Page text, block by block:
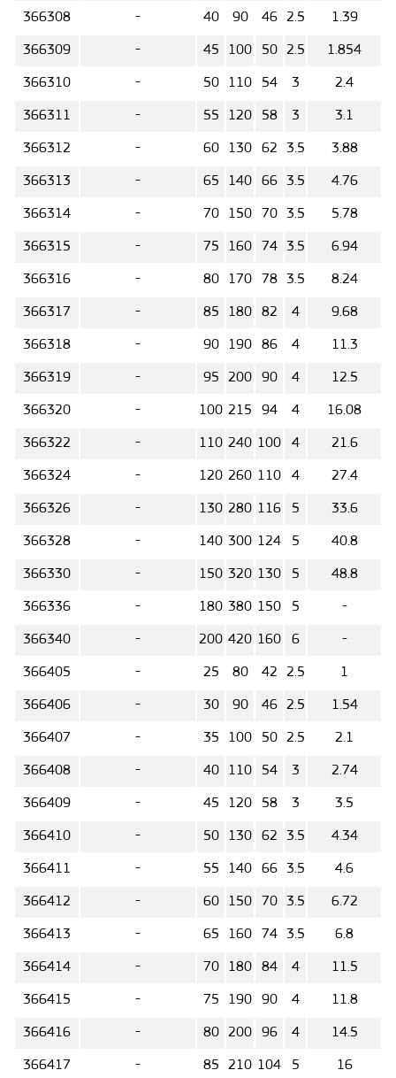
366308 - 40 90 46 2.5 1.39
366309 - 45 100 50 2.5 1.854
366310 - 50 110 54 3 2.4
366311 - 55 120 58 3 3.1
366312 - 60 130 62 3.5 3.88
366313 - 65 140 66 3.5 4.76
366314 - 70 150 70 3.5 5.78
366315 - 75 160 74 3.5 6.94
366316 - 80 170 78 3.5 8.24
366317 - 85 180 82 4 9.68
366318 - 90 190 86 4 11.3
366319 - 95 200 90 4 12.5
366320 - 100 215 94 4 16.08
366322 - 110 240 100 4 21.6
366324 - 120 260 110 4 27.4
366326 - 130 280 116 5 33.6
366328 - 140 300 124 5 40.8
366330 - 150 320 130 5 48.8
366336 - 180 380 150 5 -
366340 - 200 420 160 6 -
366405 - 25 80 42 2.5 1
366406 - 30 90 46 2.5 1.54
366407 - 35 100 50 2.5 2.1
366408 - 40 110 54 3 2.74
366409 - 45 120 58 3 3.5
366410 - 50 130 62 3.5 4.34
366411 - 55 140 66 3.5 4.6
366412 - 60 150 70 3.5 6.72
366413 - 65 160 74 3.5 6.8
366414 - 70 180 84 4 11.5
366415 - 75 190 90 4 11.8
366416 - 80 200 96 4 14.5
366417 - 85 210 104 5 16